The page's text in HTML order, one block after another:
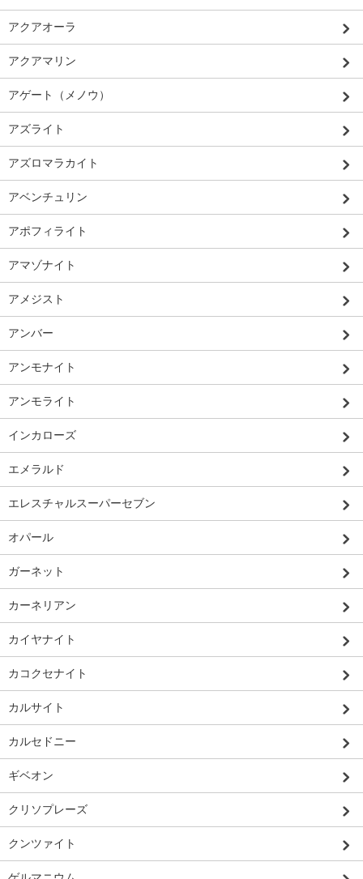
アクアオーラ
アクアマリン
アゲート（メノウ）
アズライト
アズロマラカイト
アベンチュリン
アポフィライト
アマゾナイト
アメジスト
アンバー
アンモナイト
アンモライト
インカローズ
エメラルド
エレスチャルスーパーセブン
オパール
ガーネット
カーネリアン
カイヤナイト
カコクセナイト
カルサイト
カルセドニー
ギベオン
クリソプレーズ
クンツァイト